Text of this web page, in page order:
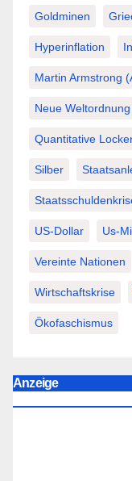
Goldminen
Hyperinflation
Martin Armstrong
Neue Weltordnung
Quantitative
Silber
US-Dollar Us-
Vereinte Nationen
Wirtschaftskrise
Ökofaschismus
Anzeige